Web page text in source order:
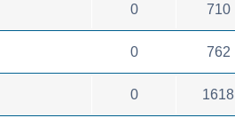
0 710
0 762
0 1618